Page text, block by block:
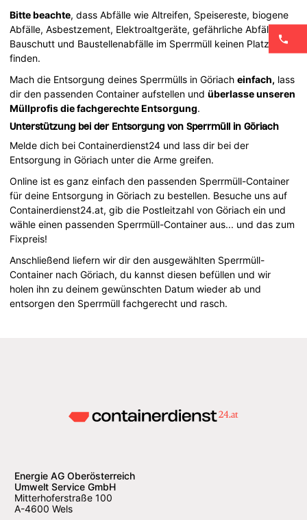
Bitte beachte, dass Abfälle wie Altreifen, Speisereste, biogene
Abfälle, Asbestzement, Elektroaltgeräte, gefährliche Abfälle,
Bauschutt und Baustellenabfälle im Sperrmüll keinen Platz
finden.
Mach die Entsorgung deines Sperrmülls in Göriacheinfach, lass
dir den passenden Container aufstellen undüberlasse unseren
Müllprofis die fachgerechte Entsorgung.
Unterstützung bei der Entsorgung von Sperrmüll in Göriach
Melde dich bei Containerdienst24 und lass dir bei der
Entsorgung in Göriach unter die Arme greifen.
Online ist es ganz einfach den passenden Sperrmüll-Container
für deine Entsorgung in Göriach zu bestellen. Besuche uns auf
Containerdienst24.at, gib die Postleitzahl von Göriach ein und
wähle einen passenden Sperrmüll-Container aus... und das zum
Fixpreis!
Anschließend liefern wir dir den ausgewählten Sperrmüll-
Container nach Göriach, du kannst diesen befüllen und wir
holen ihn zu deinem gewünschten Datum wieder ab und
entsorgen den Sperrmüll fachgerecht und rasch.
Energie AG Oberösterreich
Umwelt Service GmbH
Mitterhoferstraße 100
A-4600 Wels